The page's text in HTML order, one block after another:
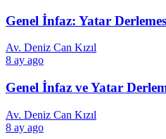
Genel İnfaz: Yatar
Av. Deniz Can Kızıl
8 ay ago
Genel İnfaz ve Yatar
Av. Deniz Can Kızıl
8 ay ago